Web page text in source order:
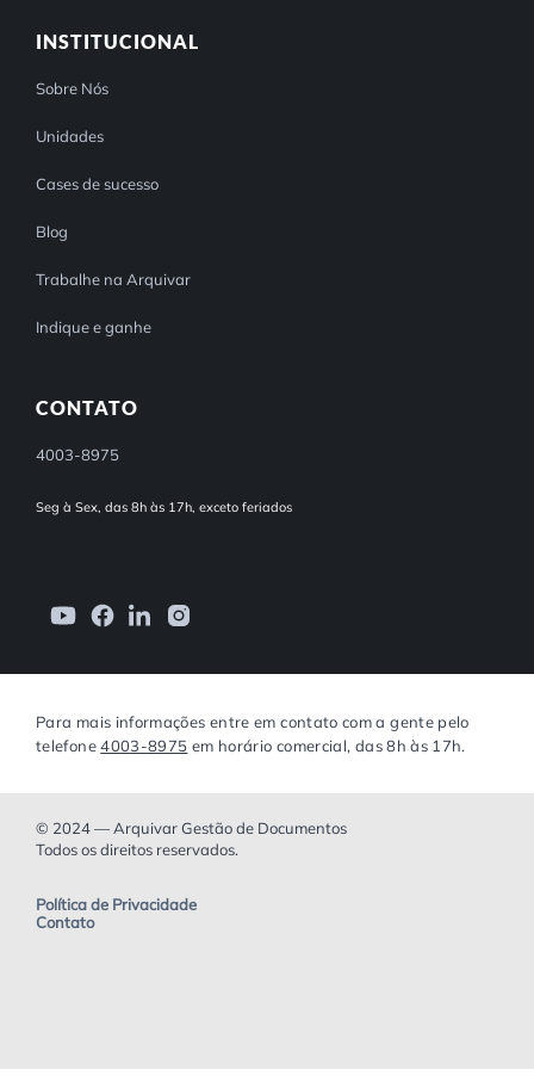
INSTITUCIONAL
Sobre Nós
Unidades
Cases de sucesso
Blog
Trabalhe na Arquivar
Indique e ganhe
CONTATO
4003-8975
Seg à Sex, das 8h às 17h, exceto feriados
Para mais informações entre em contato com a gente pelo
telefone4003-8975 em horário comercial, das 8h às 17h.
© 2024 — Arquivar Gestão de Documentos
Todos os direitos reservados.
Política de Privacidade
Contato